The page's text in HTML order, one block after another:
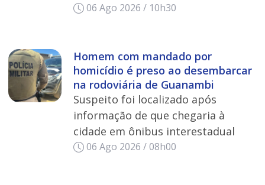
06 Ago 2026 / 10h30
Homem com mandado por
homicídio é preso ao desembarcar
na rodoviária de Guanambi
Suspeito foi localizado após
informação de que chegaria à
cidade em ônibus interestadual
06 Ago 2026 / 08h00